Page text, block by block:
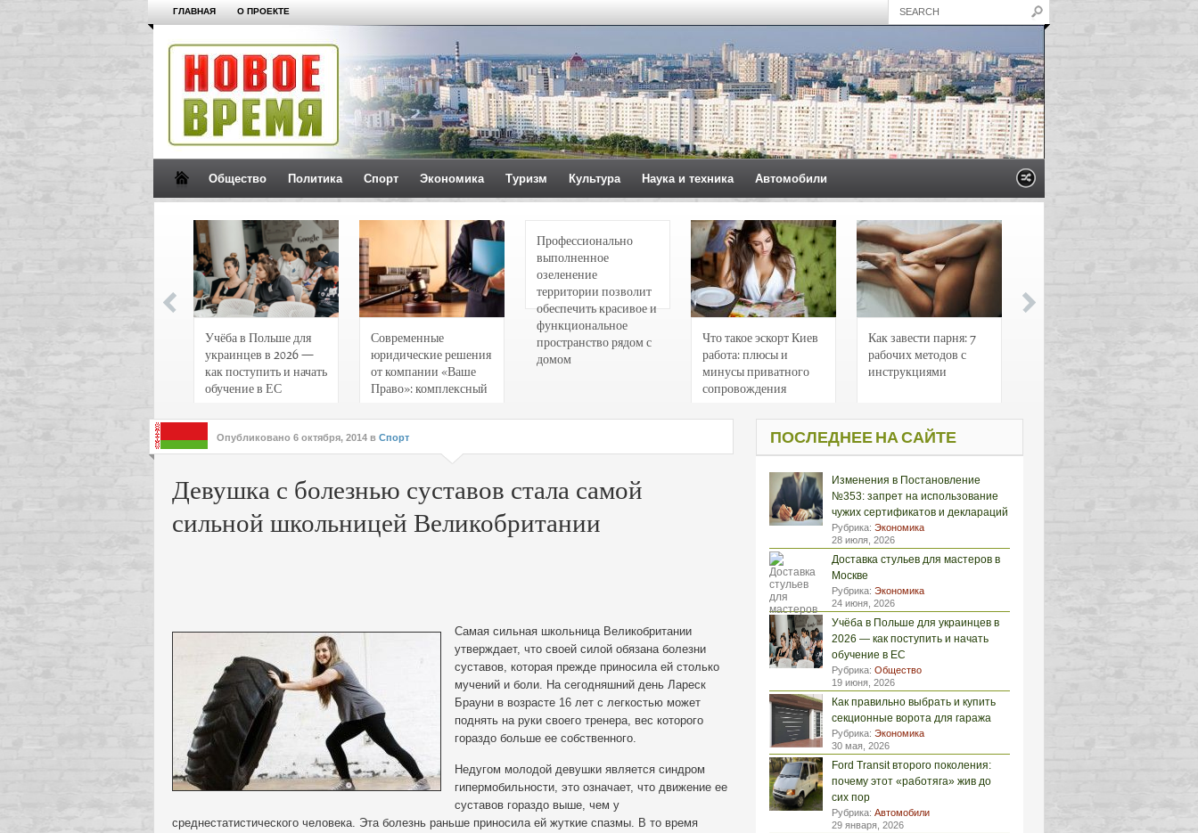
ГЛАВНАЯ О ПРОЕКТЕ
Общество Политика Спорт Экономика Туризм Культура Наука и техника Автомобили
Учёба в Польше для
украинцев в 2026 —
как поступить и начать
обучение в ЕС
Современные
юридические решения
от компании «Ваше
Право»: комплексный
интересов клиентов
Профессионально
выполненное
озеленение
территории позволит
обеспечить красивое и
функциональное
пространство рядом с
домом
Что такое эскорт Киев
работа: плюсы и
минусы приватного
сопровождения
Как завести парня: 7
рабочих методов с
инструкциями
Опубликовано 6 октября, 2014 в Спорт
Девушка с болезнью суставов стала самой
сильной школьницей Великобритании
Самая сильная школьница Великобритании
утверждает, что своей силой обязана болезни
суставов, которая прежде приносила ей столько
мучений и боли. На сегодняшний день Лареск
Брауни в возрасте 16 лет с легкостью может
поднять на руки своего тренера, вес которого
гораздо больше ее собственного.
Недугом молодой девушки является синдром
гипермобильности, это означает, что движение ее
суставов гораздо выше, чем у
среднестатистического человека. Эта болезнь раньше приносила ей жуткие спазмы. В то время
ПОСЛЕДНЕЕ НА САЙТЕ
Изменения в Постановление
№353: запрет на использование
чужих сертификатов и деклараций
Рубрика: Экономика
28 июля, 2026
Доставка стульев для мастеров в
Москве
Рубрика: Экономика
24 июня, 2026
Учёба в Польше для украинцев в
2026 — как поступить и начать
обучение в ЕС
Рубрика: Общество
19 июня, 2026
Как правильно выбрать и купить
секционные ворота для гаража
Рубрика: Экономика
30 мая, 2026
Ford Transit второго поколения:
почему этот «работяга» жив до
сих пор
Рубрика: Автомобили
29 января, 2026